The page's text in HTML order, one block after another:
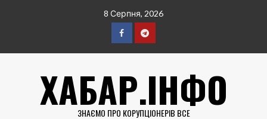
8 Серпня, 2026
FacebookTelegram
ХАБАР.ІНФО
ЗНАЄМО ПРО КОРУПЦІОНЕРІВ ВСЕ